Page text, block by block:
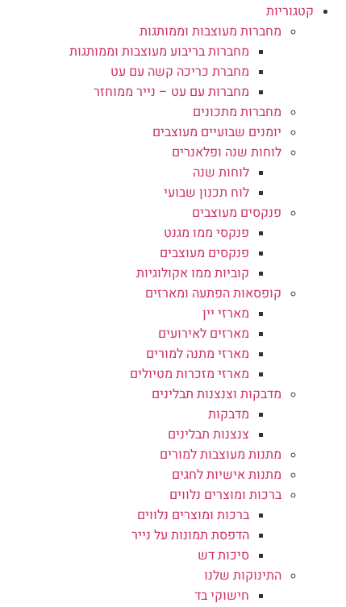
קטגוריות
מחברות מעוצבות וממותגות
מחברות בריבוע מעוצבות וממותגות
מחברת כריכה קשה עם עט
מחברות עם עט – נייר ממוחזר
מחברות מתכונים
יומנים שבועיים מעוצבים
לוחות שנה ופלאנרים
לוחות שנה
לוח תכנון שבועי
פנקסים מעוצבים
פנקסי ממו מגנט
פנקסים מעוצבים
קוביות ממו אקולוגיות
קופסאות הפתעה ומארזים
מארזי יין
מארזים לאירועים
מארזי מתנה למורים
מארזי מזכרות מטיולים
מדבקות וצנצנות תבלינים
מדבקות
צנצנות תבלינים
מתנות מעוצבות למורים
מתנות אישיות לחגים
ברכות ומוצרים נלווים
ברכות ומוצרים נלווים
הדפסת תמונות על נייר
סיכות דש
התינוקות שלנו
חישוקי בד